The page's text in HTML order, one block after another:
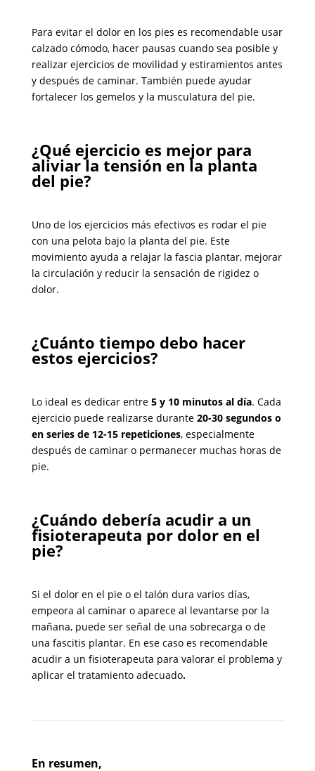
Para evitar el dolor en los pies es recomendable usar
calzado cómodo, hacer pausas cuando sea posible y
realizar ejercicios de movilidad y estiramientos antes
y después de caminar. También puede ayudar
fortalecer los gemelos y la musculatura del pie.
¿Qué ejercicio es mejor para
aliviar la tensión en la planta
del pie?
Uno de los ejercicios más efectivos es rodar el pie
con una pelota bajo la planta del pie. Este
movimiento ayuda a relajar la fascia plantar, mejorar
la circulación y reducir la sensación de rigidez o
dolor.
¿Cuánto tiempo debo hacer
estos ejercicios?
Lo ideal es dedicar entre 5 y 10 minutos al día. Cada
ejercicio puede realizarse durante 20-30 segundos o
en series de 12-15 repeticiones, especialmente
después de caminar o permanecer muchas horas de
pie.
¿Cuándo debería acudir a un
fisioterapeuta por dolor en el
pie?
Si el dolor en el pie o el talón dura varios días,
empeora al caminar o aparece al levantarse por la
mañana, puede ser señal de una sobrecarga o de
una fascitis plantar. En ese caso es recomendable
acudir a un fisioterapeuta para valorar el problema y
aplicar el tratamiento adecuado.
En resumen,